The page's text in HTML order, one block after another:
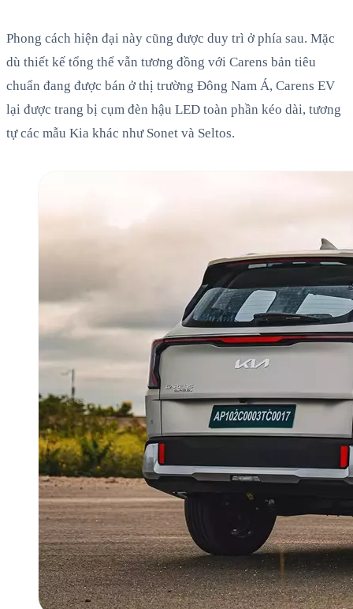
Phong cách hiện đại này cũng được duy trì ở phía sau. Mặc
dù thiết kế tổng thể vẫn tương đồng với Carens bản tiêu
chuẩn đang được bán ở thị trường Đông Nam Á, Carens EV
lại được trang bị cụm đèn hậu LED toàn phần kéo dài, tương
tự các mẫu Kia khác như Sonet và Seltos.